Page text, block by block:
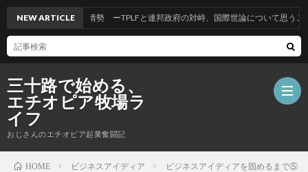
三十路で始める、
エチオピア牧場ラ
イフ
おじさんのエチオピア起業奮闘記
ホ
NEW ARTICLE
オピア国内情勢 ーTPLFと連邦政府の対峙、国際世論について思うことー
HOME ビジネスアイディア ビジネスアイディアを固めるまで⑤